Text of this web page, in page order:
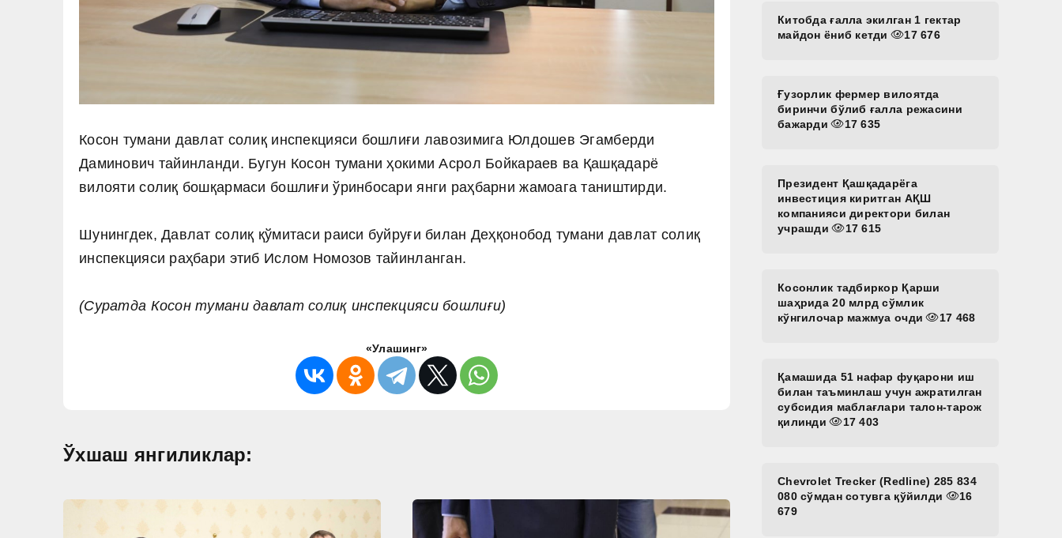
Косон тумани давлат солиқ инспекцияси бошлиғи лавозимига Юлдошев Эгамберди
Даминович тайинланди. Бугун Косон тумани ҳокими Асрол Бойкараев ва Қашқадарё
вилояти солиқ бошқармаси бошлиғи ўринбосари янги раҳбарни жамоага таништирди.
Шунингдек, Давлат солиқ қўмитаси раиси буйруғи билан Деҳқонобод тумани давлат солиқ
инспекцияси раҳбари этиб Ислом Номозов тайинланган.
(Суратда Косон тумани давлат солиқ инспекцияси бошлиғи)
«Улашинг»
Ўхшаш янгиликлар:
Китобда ғалла экилган 1 гектар
майдон ёниб кетди
17 676
Ғузорлик фермер вилоятда
биринчи бўлиб ғалла режасини
бажарди
17 635
Президент Қашқадарёга
инвестиция киритган АҚШ
компанияси директори билан
учрашди
17 615
Косонлик тадбиркор Қарши
шаҳрида 20 млрд сўмлик
кўнгилочар мажмуа очди
17 468
Қамашида 51 нафар фуқарони иш
билан таъминлаш учун ажратилган
субсидия маблағлари талон-тарож
қилинди
17 403
Chevrolet Trecker (Redline) 285 834
080 сўмдан сотувга қўйилди
16
679